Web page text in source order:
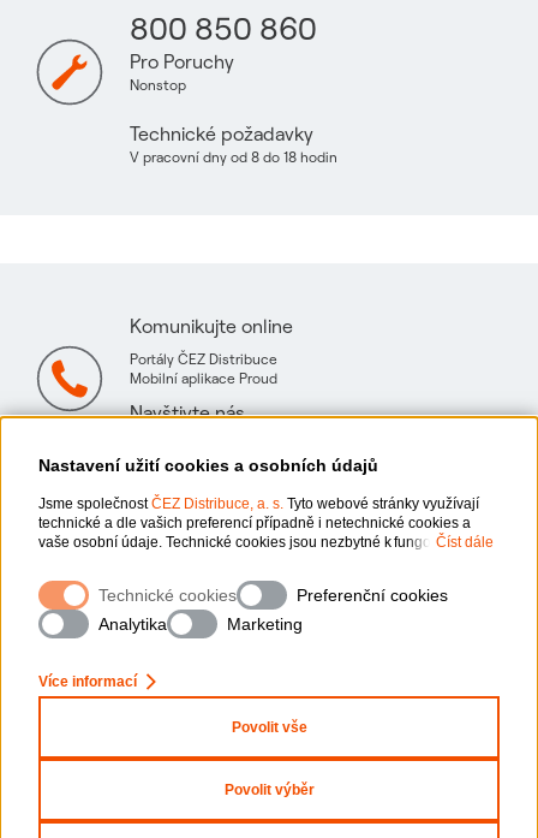
Nastavení užití cookies a osobních údajů
Jsme společnostČEZ Distribuce, a. s. Tyto webové stránky využívají
technické a dle vašich preferencí případně i netechnické cookies a
vaše osobní údaje. Technické cookies jsou nezbytné k fungování
webové stránky vašim preferencím, k personalizaci reklam a analytice.
Pro sběr a zpracování netechnických cookies a vašich osobních údajů,
nám můžete udělit souhlas. Bližší informace o vašich právech,
zpracování osobních údajů, včetně možnosti odvolání udělených
Číst dále
Technické cookies
Preferenční cookies
Analytika
Marketing
Více informací
Povolit vše
Povolit výběr
800 850 860
Pro Poruchy
Nonstop
Technické požadavky
V pracovní dny od 8 do 18 hodin
Komunikujte online
Portály ČEZ Distribuce
Mobilní aplikace Proud
Navštivte nás
Ochrana osobních údajů
Mapa stránek
Prohlášení o přístupnosti